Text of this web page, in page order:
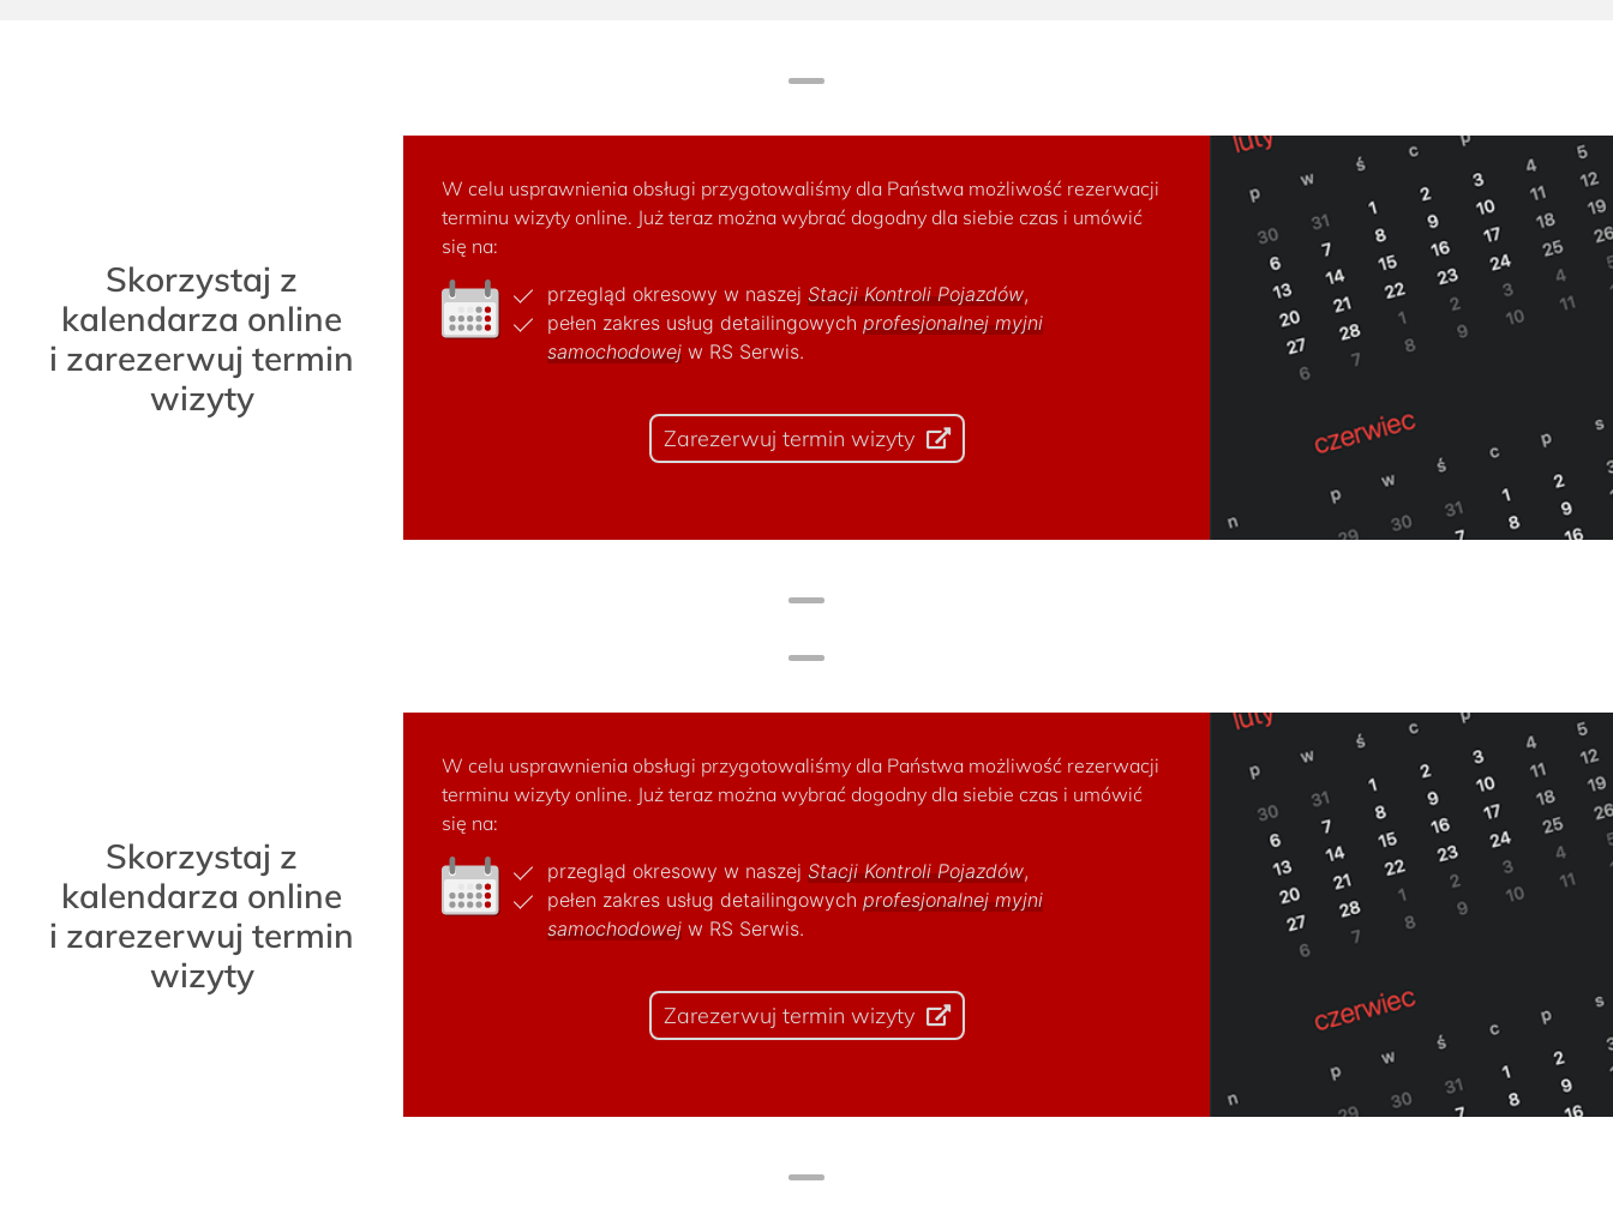
Skorzystaj z
kalendarza online
i zarezerwuj termin
wizyty
W celu usprawnienia obsługi przygotowaliśmy dla Państwa możliwość rezerwacji
terminu wizyty online. Już teraz można wybrać dogodny dla siebie czas i umówić
się na:
przegląd okresowy w naszej Stacji Kontroli Pojazdów,
pełen zakres usług detailingowych profesjonalnej myjni
samochodowej w RS Serwis.
Zarezerwuj termin wizyty
Skorzystaj z
kalendarza online
i zarezerwuj termin
wizyty
W celu usprawnienia obsługi przygotowaliśmy dla Państwa możliwość rezerwacji
terminu wizyty online. Już teraz można wybrać dogodny dla siebie czas i umówić
się na:
przegląd okresowy w naszej Stacji Kontroli Pojazdów,
pełen zakres usług detailingowych profesjonalnej myjni
samochodowej w RS Serwis.
Zarezerwuj termin wizyty